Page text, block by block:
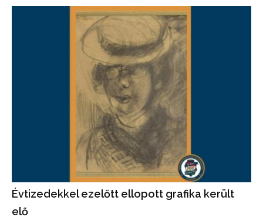
Évtizedekkel ezelőtt ellopott grafika került
elő